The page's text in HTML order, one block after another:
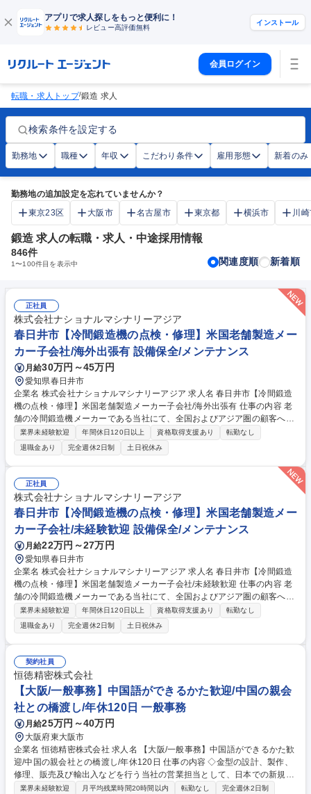
アプリで求人探しをもっと便利に！
レビュー高評価無料
インストール
会員ログイン
転職・求人トップ/鍛造 求人
検索条件を設定する
勤務地 職種 年収 こだわり条件 雇用形態 新着のみ
勤務地の追加設定を忘れていませんか？
東京23区
大阪市 名古屋市 東京都 横浜市 川
鍛造 求人の転職・求人・中途採用情報
846件
1〜100件目を表示中 関連度順 新着順
正社員
株式会社ナショナルマシナリーアジア
春日井市【冷間鍛造機の点検・修理】米国老舗製造メー
カー子会社/海外出張有 設備保全/メンテナンス
月給30万円～45万円
愛知県春日井市
企業名 株式会社ナショナルマシナリーアジア 求人名 春日井市【冷間鍛造
機の点検・修理】米国老舗製造メーカー子会社/海外出張有 仕事の内容 老
舗の冷間鍛造機メーカーである当社にて、全国およびアジア圏の顧客へ納
入された機械の点検・修理業務をお任せいたします。常に先輩とペアで動
くため安心して高度な技術を習得できる環境が整っています。 ■全国およ
びアジア圏の顧客工場における冷間鍛造機の定期点検、メンテナンスおよ
び故障対応■機械全体の分解・清掃・精度回復を行うオーバーホール業務
（自社工場内作業あり）■顧客先への定期的な出張対応（基本2名1組のペ
アで対応）■見積作成や部品発注等の事務作業は専用部署が対応するた
め、サービスエンジニアとして機械対応の現場作業に専念できます。【業
務内容の変更範囲】当社の指定する業務 募集職種 春日井市【冷間鍛造機
の点検・修理】米国老舗製造メーカー子会社/海外出張有
業界未経験歓迎 年間休日120日以上 資格取得支援あり
転勤なし
退職金あり
完全週休2日制 土日祝休み
正社員
株式会社ナショナルマシナリーアジア
春日井市【冷間鍛造機の点検・修理】米国老舗製造メー
カー子会社/未経験歓迎 設備保全/メンテナンス
月給22万円～27万円
愛知県春日井市
企業名 株式会社ナショナルマシナリーアジア 求人名 春日井市【冷間鍛造
機の点検・修理】米国老舗製造メーカー子会社/未経験歓迎 仕事の内容 老
舗の冷間鍛造機メーカーである当社にて、全国およびアジア圏の顧客へ納
入された機械の点検・修理業務をお任せいたします。常に先輩とペアで動
くため安心して高度な技術を習得できる環境が整っています。 ■全国およ
びアジア圏の顧客工場における冷間鍛造機の定期点検、メンテナンスおよ
び故障対応■機械全体の分解・清掃・精度回復を行うオーバーホール業務
（自社工場内作業あり）■顧客先への定期的な出張対応（基本2名1組のペ
アで対応）■見積作成や部品発注等の事務作業は専用部署が対応するた
め、サービスエンジニアとして機械対応の現場作業に専念できます。【業
務内容の変更範囲】当社の指定する業務 募集職種 春日井市【冷間鍛造機
の点検・修理】米国老舗製造メーカー子会社/未経験歓迎
業界未経験歓迎 年間休日120日以上 資格取得支援あり
転勤なし
退職金あり
完全週休2日制 土日祝休み
契約社員
恒徳精密株式会社
【大阪/一般事務】中国語ができるかた歓迎/中国の親会
社との橋渡し/年休120日 一般事務
月給25万円～40万円
大阪府東大阪市
企業名 恒徳精密株式会社 求人名 【大阪/一般事務】中国語ができるかた歓
迎/中国の親会社との橋渡し/年休120日 仕事の内容 ◇金型の設計、製作、
修理、販売及び輸出入などを行う当社の営業担当として、日本での新規顧
客開拓のための営業活動をお任せします。マーケットの開拓に寄与するチ
業界未経験歓迎 月平均残業時間20時間以内 転勤なし
完全週休2日制